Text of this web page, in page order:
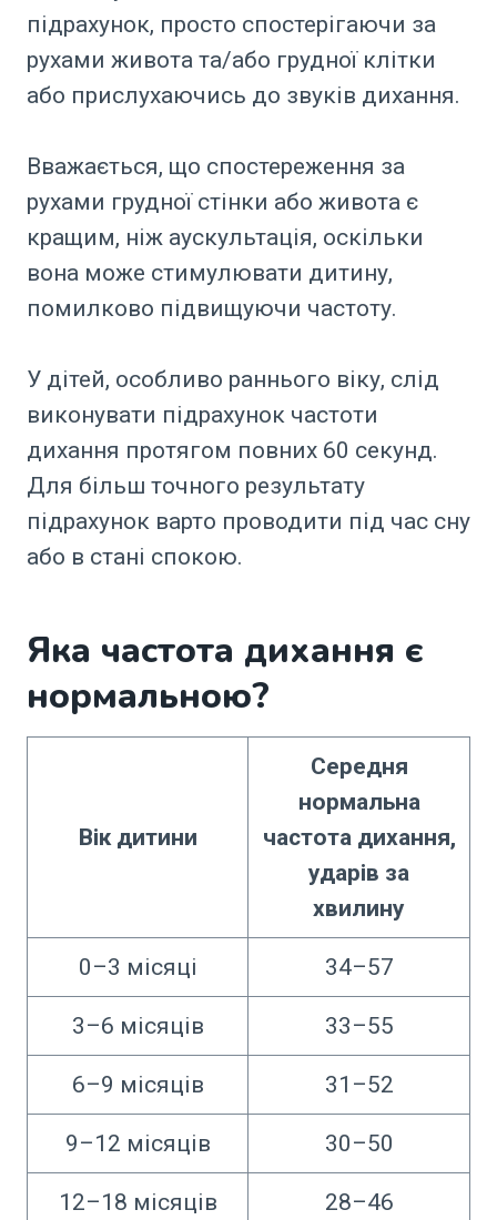
підрахунок, просто спостерігаючи за
рухами живота та/або грудної клітки
або прислухаючись до звуків дихання.
Вважається, що спостереження за
рухами грудної стінки або живота є
кращим, ніж аускультація, оскільки
вона може стимулювати дитину,
помилково підвищуючи частоту.
У дітей, особливо раннього віку, слід
виконувати підрахунок частоти
дихання протягом повних 60 секунд.
Для більш точного результату
підрахунок варто проводити під час сну
або в стані спокою.
Яка частота дихання є
нормальною?
Вік дитини
Середня
нормальна
частота дихання,
ударів за
хвилину
0–3 місяці 34–57
3–6 місяців 33–55
6–9 місяців 31–52
9–12 місяців 30–50
12–18 місяців 28–46